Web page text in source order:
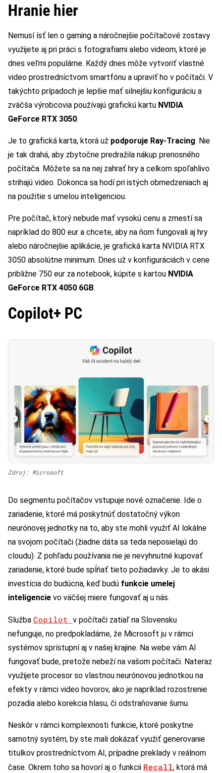
Hranie hier
Nemusí ísť len o gaming a náročnejšie počítačové zostavy
využijete aj pri práci s fotografiami alebo videom, ktoré je
dnes veľmi populárne. Každý dnes môže vytvoriť vlastné
video prostredníctvom smartfónu a upraviť ho v počítači. V
takýchto prípadoch je lepšie mať silnejšiu konfiguráciu a
zväčša výrobcovia používajú grafickú kartu NVIDIA
GeForce RTX 3050.
Je to grafická karta, ktorá už podporuje Ray-Tracing. Nie
je tak drahá, aby zbytočne predražila nákup prenosného
počítača. Môžete sa na nej zahrať hry a celkom spoľahlivo
strihajú video. Dokonca sa hodí pri istých obmedzeniach aj
na použitie s umelou inteligenciou.
Pre počítač, ktorý nebude mať vysokú cenu a zmestí sa
napríklad do 800 eur a chcete, aby na ňom fungovali aj hry
alebo náročnejšie aplikácie, je grafická karta NVIDIA RTX
3050 absolútne minimum. Dnes už v konfiguráciách v cene
približne 750 eur za notebook, kúpite s kartou NVIDIA
GeForce RTX 4050 6GB.
Copilot+ PC
Zdroj: Microsoft
Do segmentu počítačov vstupuje nové označenie. Ide o
zariadenie, ktoré má poskytnúť dostatočný výkon
neurónovej jednotky na to, aby ste mohli využiť AI lokálne
na svojom počítači (žiadne dáta sa teda neposielajú do
cloudu). Z pohľadu používania nie je nevyhnutné kupovať
zariadenie, ktoré bude spĺňať tieto požiadavky. Je to akási
investícia do budúcna, keď budú funkcie umelej
inteligencie vo väčšej miere fungovať aj u nás.
Služba Copilot v počítači zatiaľ na Slovensku
nefunguje, no predpokladáme, že Microsoft ju v rámci
systémov sprístupní aj v našej krajine. Na webe vám AI
fungovať bude, pretože nebeží na vašom počítači. Nateraz
využijete procesor so vlastnou neurónovou jednotkou na
efekty v rámci video hovorov, ako je napríklad rozostrenie
pozadia alebo korekcia hlasu, či odstraňovanie šumu.
Neskôr v rámci komplexnosti funkcie, ktoré poskytne
samotný systém, by ste mali dokázať využiť generovanie
titulkov prostredníctvom AI, prípadne preklady v reálnom
čase. Okrem toho sa hovorí aj o funkcii Recall, ktorá má